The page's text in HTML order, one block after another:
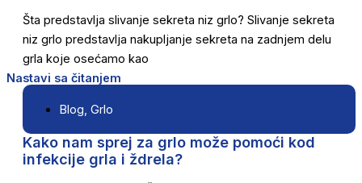
Šta predstavlja slivanje sekreta niz grlo? Slivanje sekreta
niz grlo predstavlja nakupljanje sekreta na zadnjem delu
grla koje osećamo kao
Nastavi sa čitanjem
Blog Grlo
Kako nam sprej za grlo može pomoći kod
infekcije grla i ždrela?